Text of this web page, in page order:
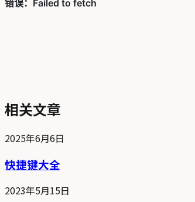
相关文章
2025年6月6日
快捷键大全
2023年5月15日